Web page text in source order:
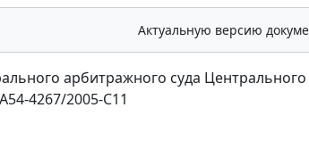
Актуальную версию
арбитражного суда Центрального
4267/2005-С11